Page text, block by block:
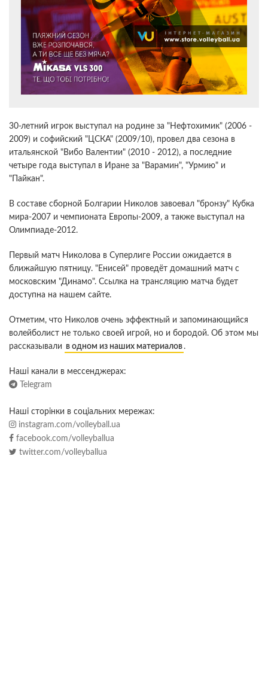
30-летний игрок выступал на родине за "Нефтохимик" (2006 -
2009) и софийский "ЦСКА" (2009/10), провел два сезона в
итальянской "Вибо Валентии" (2010 - 2012), а последние
четыре года выступал в Иране за "Варамин", "Урмию" и
"Пайкан".
В составе сборной Болгарии Николов завоевал "бронзу" Кубка
мира-2007 и чемпионата Европы-2009, а также выступал на
Олимпиаде-2012.
Первый матч Николова в Суперлиге России ожидается в
ближайшую пятницу. "Енисей" проведёт домашний матч с
московским "Динамо". Ссылка на трансляцию матча будет
доступна на нашем сайте.
Отметим, что Николов очень эффектный и запоминающийся
волейболист не только своей игрой, но и бородой. Об этом мы
рассказывали в одном из наших материалов .
Наші канали в мессенджерах:
Telegram
Наші сторінки в соціальних мережах:
instagram.com/volleyball.ua
facebook.com/volleyballua
twitter.com/volleyballua